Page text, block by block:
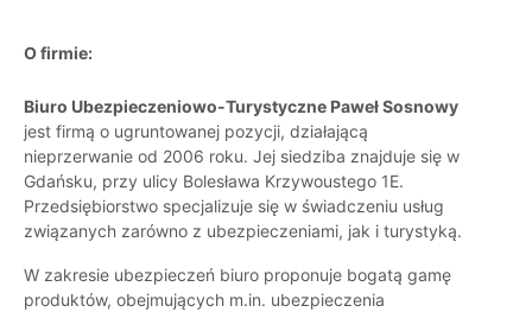
O firmie:
Biuro Ubezpieczeniowo-Turystyczne Paweł Sosnowy
jest firmą o ugruntowanej pozycji, działającą
nieprzerwanie od 2006 roku. Jej siedziba znajduje się w
Gdańsku, przy ulicy Bolesława Krzywoustego 1E.
Przedsiębiorstwo specjalizuje się w świadczeniu usług
związanych zarówno z ubezpieczeniami, jak i turystyką.
W zakresie ubezpieczeń biuro proponuje bogatą gamę
produktów, obejmujących m.in. ubezpieczenia